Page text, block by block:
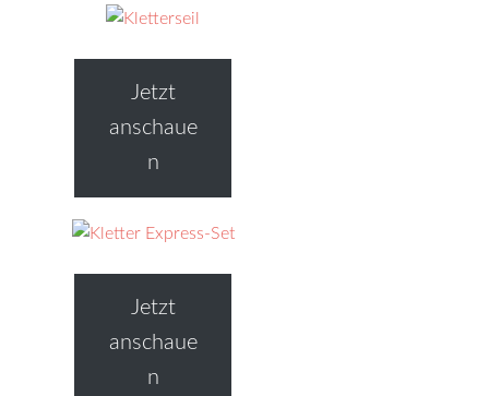
Jetzt
anschaue
n
Jetzt
anschaue
n